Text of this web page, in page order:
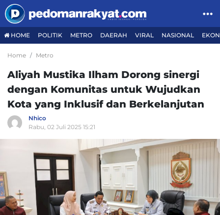
HOME POLITIK METRO DAERAH VIRAL NASIONAL
Home Metro
Aliyah Mustika Ilham Dorong sinergi
dengan Komunitas untuk Wujudkan
Kota yang Inklusif dan Berkelanjutan
Nhico
Rabu, 02 Juli 2025 15:21